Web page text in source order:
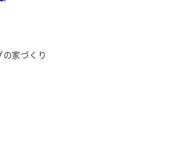
の家づくり